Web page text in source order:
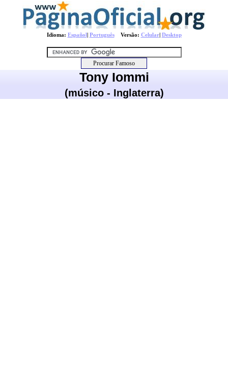
Idioma: Español| PortuguêsVersão: Celular| Desktop
Tony Iommi
(músico - Inglaterra)